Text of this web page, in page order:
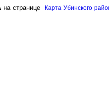
на странице Карта Убинского